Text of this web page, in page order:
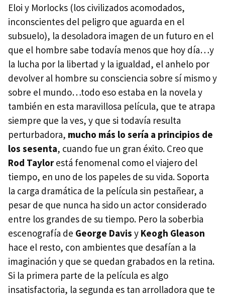
Eloi y Morlocks (los civilizados acomodados,
inconscientes del peligro que aguarda en el
subsuelo), la desoladora imagen de un futuro en el
que el hombre sabe todavía menos que hoy día…y
la lucha por la libertad y la igualdad, el anhelo por
devolver al hombre su consciencia sobre sí mismo y
sobre el mundo…todo eso estaba en la novela y
también en esta maravillosa película, que te atrapa
siempre que la ves, y que si todavía resulta
perturbadora, mucho más lo sería a principios de
los sesenta, cuando fue un gran éxito. Creo que
Rod Taylorestá fenomenal como el viajero del
tiempo, en uno de los papeles de su vida. Soporta
la carga dramática de la película sin pestañear, a
pesar de que nunca ha sido un actor considerado
entre los grandes de su tiempo. Pero la soberbia
escenografía de George Davis y Keogh Gleason
hace el resto, con ambientes que desafían a la
imaginación y que se quedan grabados en la retina.
Si la primera parte de la película es algo
insatisfactoria, la segunda es tan arrolladora que te